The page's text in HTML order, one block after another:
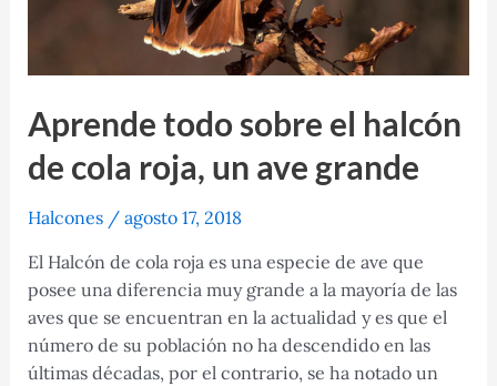
Aprende todo sobre el halcón
de cola roja, un ave grande
Halcones/ agosto 17, 2018
El Halcón de cola roja es una especie de ave que
posee una diferencia muy grande a la mayoría de las
aves que se encuentran en la actualidad y es que el
número de su población no ha descendido en las
últimas décadas, por el contrario, se ha notado un